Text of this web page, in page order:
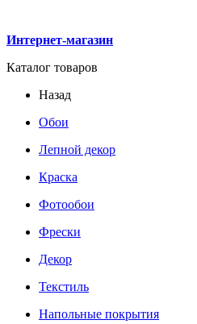
Интернет-магазин
Каталог товаров
Назад
Обои
Лепной декор
Краска
Фотообои
Фрески
Декор
Текстиль
Напольные покрытия